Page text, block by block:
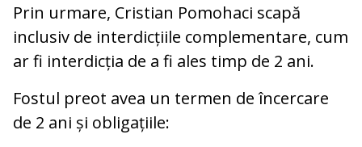
Prin urmare, Cristian Pomohaci scapă
inclusiv de interdicțiile complementare, cum
ar fi interdicția de a fi ales timp de 2 ani.
Fostul preot avea un termen de încercare
de 2 ani și obligațiile: